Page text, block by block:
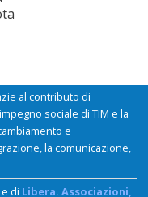
al contributo di
sociale di TIM e la
e
la comunicazione,
e di Libera. Associazioni,